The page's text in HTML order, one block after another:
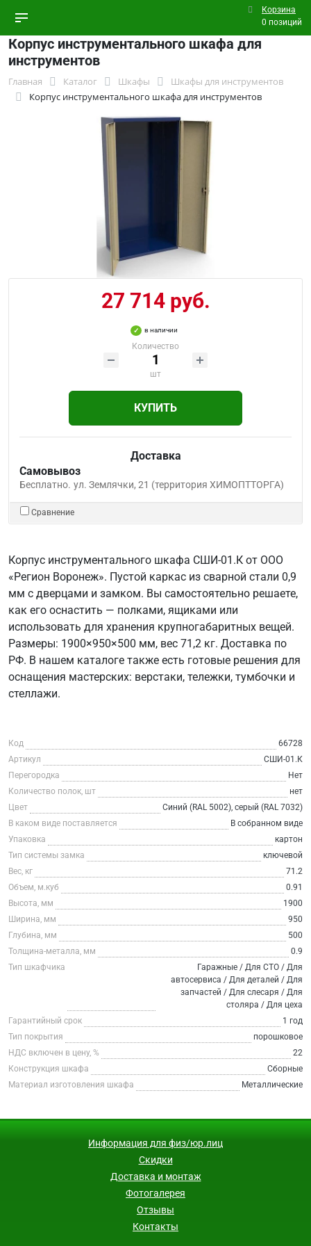
Корзина
0 позиций
Корпус инструментального шкафа для
инструментов
Главная Каталог Шкафы
Шкафы для инструментов
Корпус инструментального шкафа для инструментов
27 714 руб.
в наличии
Количество
шт
КУПИТЬ
Доставка
Самовывоз
Бесплатно. ул. Землячки, 21 (территория ХИМОПТТОРГА)
Сравнение
Корпус инструментального шкафа СШИ-01.К от ООО
«Регион Воронеж». Пустой каркас из сварной стали 0,9
мм с дверцами и замком. Вы самостоятельно решаете,
как его оснастить — полками, ящиками или
использовать для хранения крупногабаритных вещей.
Размеры: 1900×950×500 мм, вес 71,2 кг. Доставка по
РФ. В нашем каталоге также есть готовые решения для
оснащения мастерских: верстаки, тележки, тумбочки и
стеллажи.
Код
66728
Артикул
СШИ-01.К
Перегородка
Нет
Количество полок, шт
нет
Цвет
Синий (RAL 5002), серый (RAL 7032)
В каком виде поставляется
В собранном виде
Упаковка
картон
Тип системы замка
ключевой
Вес, кг
71.2
Объем, м.куб
0.91
Высота, мм
1900
Ширина, мм
950
Глубина, мм
500
Толщина-металла, мм
0.9
Тип шкафчика
Гаражные / Для СТО / Для
автосервиса / Для деталей / Для
запчастей / Для слесаря / Для
столяра / Для цеха
Гарантийный срок
1 год
Тип покрытия
порошковое
НДС включен в цену, %
22
Конструкция шкафа
Сборные
Материал изготовления шкафа
Металлические
Информация для физ/юр.лиц
Скидки
Доставка и монтаж
Фотогалерея
Отзывы
Контакты